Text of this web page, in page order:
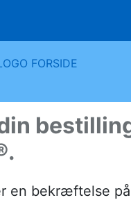
en bekræftelse